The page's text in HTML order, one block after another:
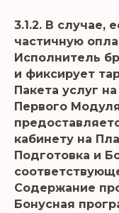
3.1.2. В случае,
частичную
Исполнитель
и фиксирует
Пакета услуг
Первого
кабинету на
Подготовка и
Содержание
Бонусная